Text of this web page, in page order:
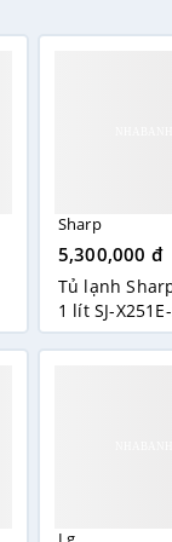
gia
hợp
Sharp
5,300,000 đ
Tủ lạnh
1 lít SJ-